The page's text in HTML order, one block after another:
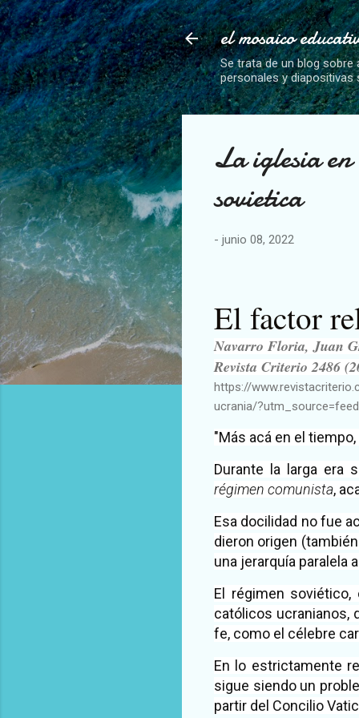
el mosaico
Se trata de un blog
personales y
La iglesia
sovietica
- junio 08, 2022
El factor
Navarro Floria, Juan
Revista Criterio 2486
https://
ucrania/
"Más acá en el
Durante la larga era
régimen comunista,
Esa docilidad no fue
dieron origen
una jerarquía paralela
El régimen
católicos ucranianos,
fe, como el célebre
En lo estrictamente
sigue siendo un
partir del Concilio